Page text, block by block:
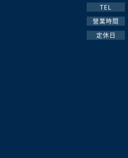
TEL
營業時間
定休日